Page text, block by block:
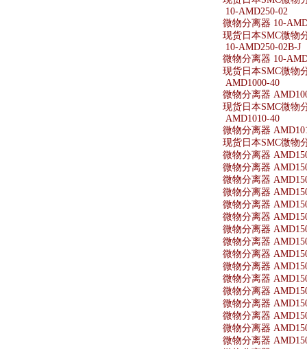
10-AMD250-02
微物分离器 10-
现货日本SMC微物
10-AMD250-02B-J
微物分离器 10-
现货日本SMC微物
AMD1000-40
微物分离器
现货日本SMC微物
AMD1010-40
微物分离器
现货日本SMC微物
微物分离器
微物分离器
微物分离器
微物分离器
微物分离器
微物分离器
微物分离器
微物分离器
微物分离器
微物分离器
微物分离器
微物分离器
微物分离器
微物分离器
微物分离器
微物分离器